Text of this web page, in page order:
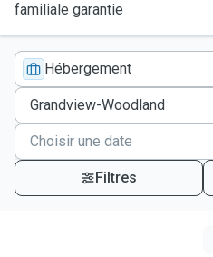
familiale garantie
Hébergement
Filtres